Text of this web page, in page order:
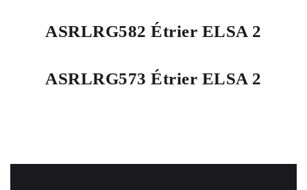
ASRLRG582 Étrier ELSA 2
ASRLRG573 Étrier ELSA 2